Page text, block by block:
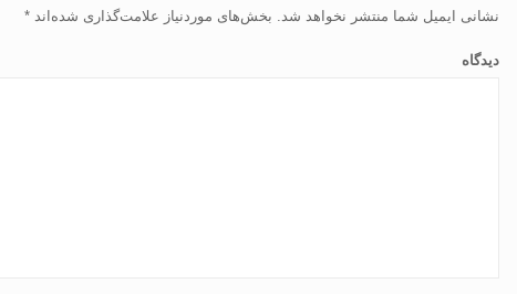
نشانی ایمیل شما منتشر نخواهد شد. بخش‌های موردنیاز علامت‌گذاری شده‌اند*
دیدگاه